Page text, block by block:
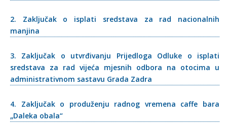
2. Zaključak o isplati sredstava za rad nacionalnih
manjina
3. Zaključak o utvrđivanju Prijedloga Odluke o isplati
sredstava za rad vijeća mjesnih odbora na otocima u
administrativnom sastavu Grada Zadra
4. Zaključak o produženju radnog vremena caffe bara
„Daleka obala“